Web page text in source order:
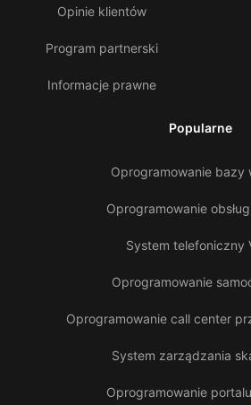
Opinie klientów
Program partnerski
Informacje prawne
Popularne
Oprogramowanie bazy
Oprogramowanie
System telefoniczny
Oprogramowanie
Oprogramowanie call center
System zarządzania
Oprogramowanie